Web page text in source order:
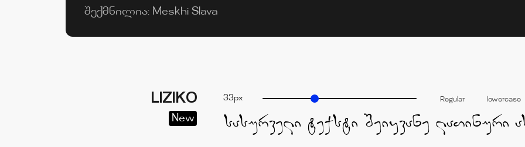
შექმნილია: Meskhi Slava
LIZIKO
New
33px Regular lowercase